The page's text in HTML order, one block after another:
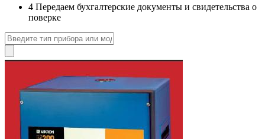
4 Передаем бухгалтерские документы и свидетельства о
поверке